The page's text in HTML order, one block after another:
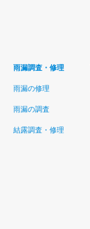
雨漏調査・修理
雨漏の修理
雨漏の調査
結露調査・修理